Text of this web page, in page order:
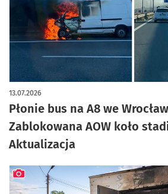
Płonie bus na A8 we
Zablokowana AOW koło
Aktualizacja
13.07.2026
artykuł z galerią zdjęć